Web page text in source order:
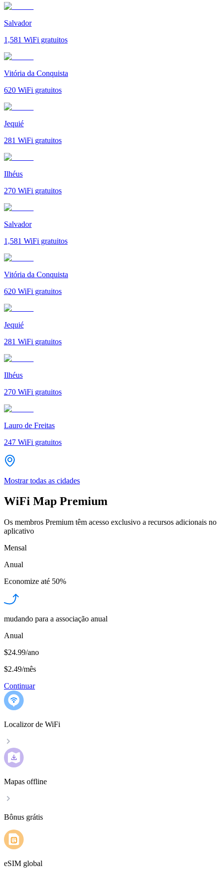
Salvador
1,581 WiFi gratuitos
Vitória da Conquista
620 WiFi gratuitos
Jequié
281 WiFi gratuitos
Ilhéus
270 WiFi gratuitos
Salvador
1,581 WiFi gratuitos
Vitória da Conquista
620 WiFi gratuitos
Jequié
281 WiFi gratuitos
Ilhéus
270 WiFi gratuitos
Lauro de Freitas
247 WiFi gratuitos
Mostrar todas as cidades
WiFi Map Premium
Os membros Premium têm acesso exclusivo a recursos adicionais no
aplicativo
Mensal
Anual
Economize até 50%
mudando para a associação anual
Anual
$24.99/ano
$2.49/mês
Continuar
Localizor de WiFi
Mapas offline
Bônus grátis
eSIM global